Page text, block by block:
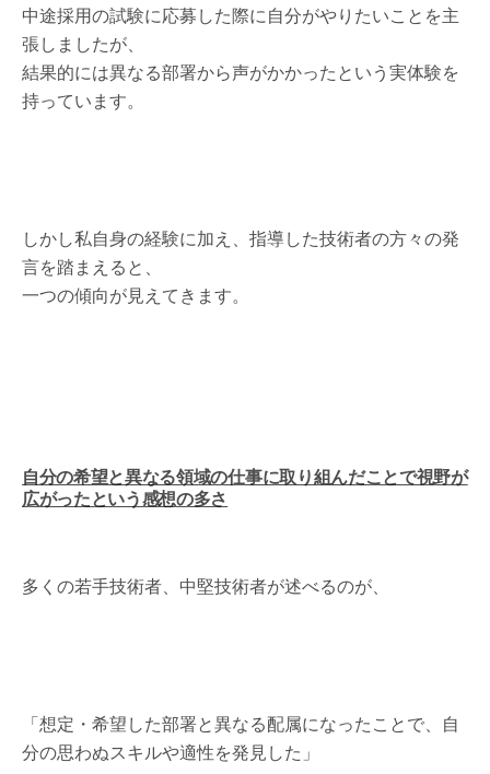
中途採用の試験に応募した際に自分がやりたいことを主
張しましたが、
結果的には異なる部署から声がかかったという実体験を
持っています。
しかし私自身の経験に加え、指導した技術者の方々の発
言を踏まえると、
一つの傾向が見えてきます。
自分の希望と異なる領域の仕事に取り組んだことで視野が
広がったという感想の多さ
多くの若手技術者、中堅技術者が述べるのが、
「想定・希望した部署と異なる配属になったことで、自
分の思わぬスキルや適性を発見した」